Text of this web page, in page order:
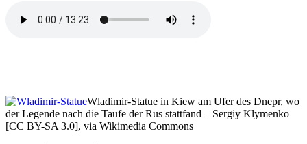
Wladimir-Statue in Kiew am Ufer des Dnepr, wo
der Legende nach die Taufe der Rus stattfand – Sergiy Klymenko
[CC BY-SA 3.0], via Wikimedia Commons